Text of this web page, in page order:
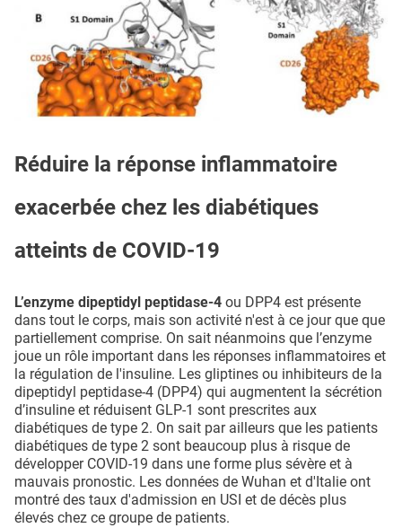
Réduire la réponse inflammatoire
exacerbée chez les diabétiques
atteints de COVID-19
L’enzyme dipeptidyl peptidase-4 ou DPP4 est présente
dans tout le corps, mais son activité n'est à ce jour que que
partiellement comprise. On sait néanmoins que l’enzyme
joue un rôle important dans les réponses inflammatoires et
la régulation de l'insuline. Les gliptines ou inhibiteurs de la
dipeptidyl peptidase-4 (DPP4) qui augmentent la sécrétion
d’insuline et réduisent GLP-1 sont prescrites aux
diabétiques de type 2. On sait par ailleurs que les patients
diabétiques de type 2 sont beaucoup plus à risque de
développer COVID-19 dans une forme plus sévère et à
mauvais pronostic. Les données de Wuhan et d'Italie ont
montré des taux d'admission en USI et de décès plus
élevés chez ce groupe de patients.